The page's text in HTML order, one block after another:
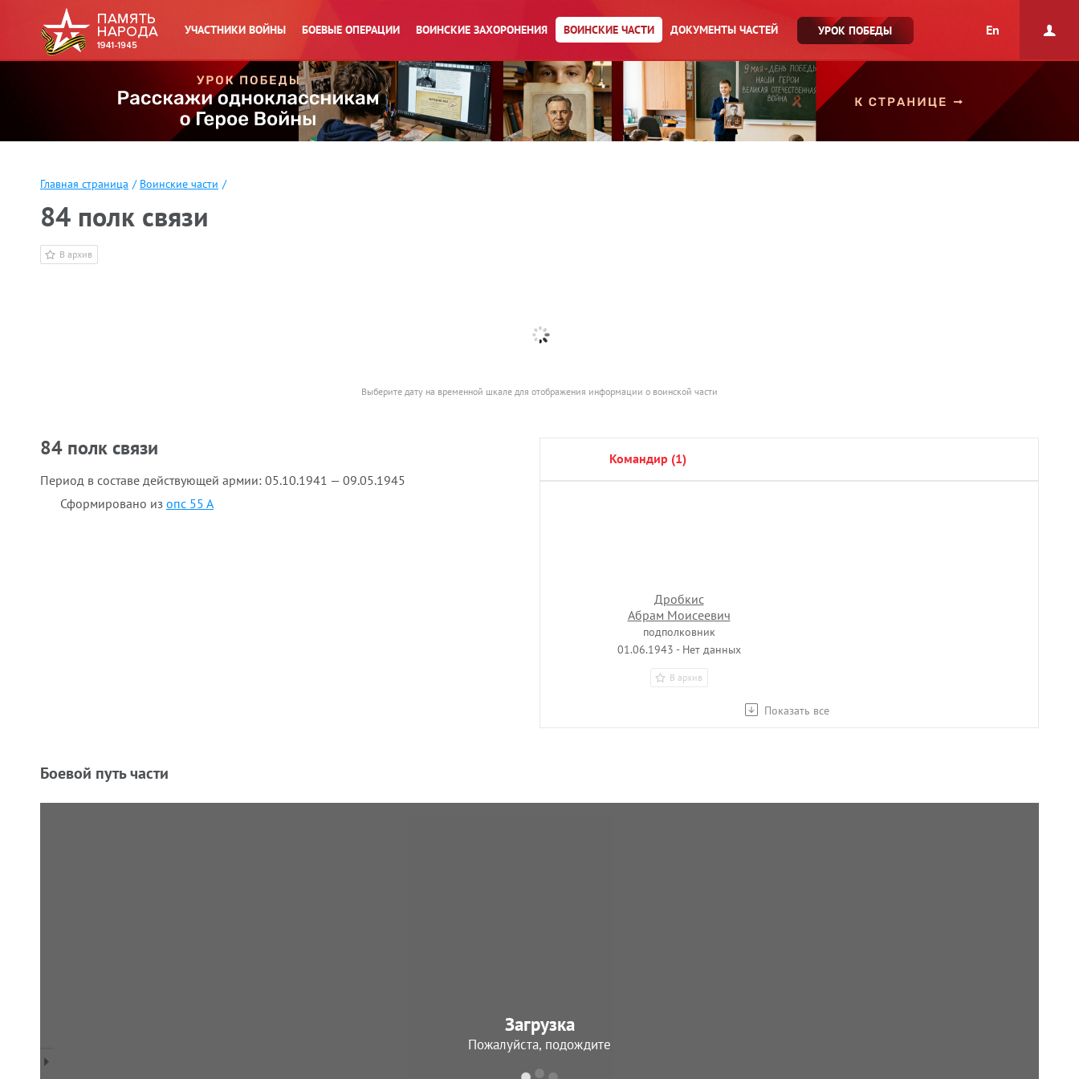
УЧАСТНИКИ ВОЙНЫ БОЕВЫЕ ОПЕРАЦИИ ВОИНСКИЕ ЗАХОРОНЕНИЯ ВОИНСКИЕ ЧАСТИ ДОКУМЕНТЫ ЧАСТЕЙ УРОК ПОБЕДЫ En
Главная страница / Воинские части /
84 полк связи
В архив
Выберите дату на временной шкале для отображения информации о воинской части
84 полк связи
Период в составе действующей армии: 05.10.1941 — 09.05.1945
Сформировано из опс 55 А
командир (1)
Показать все
Дробкис
Абрам Моисеевич
подполковник
01.06.1943 - Нет данных
В архив
Боевой путь части
Загрузка
Пожалуйста, подождите